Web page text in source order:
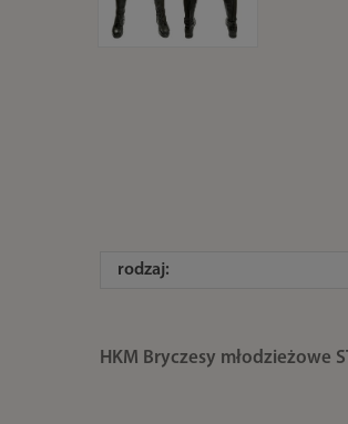
rodzaj:
HKM Bryczesy młodzieżowe